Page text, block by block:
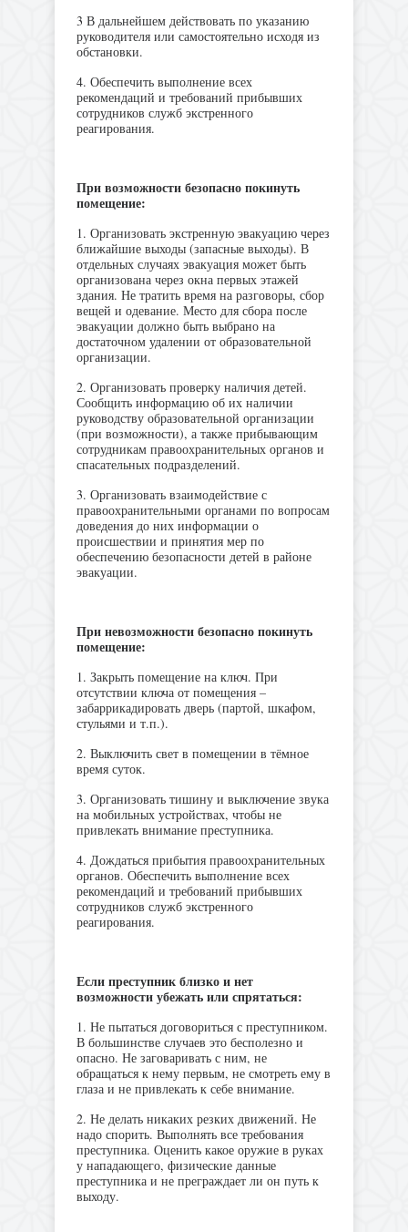
3 В дальнейшем действовать по указанию
руководителя или самостоятельно исходя из
обстановки.
4. Обеспечить выполнение всех
рекомендаций и требований прибывших
сотрудников служб экстренного
реагирования.
При возможности безопасно покинуть
помещение:
1. Организовать экстренную эвакуацию через
ближайшие выходы (запасные выходы). В
отдельных случаях эвакуация может быть
организована через окна первых этажей
здания. Не тратить время на разговоры, сбор
вещей и одевание. Место для сбора после
эвакуации должно быть выбрано на
достаточном удалении от образовательной
организации.
2. Организовать проверку наличия детей.
Сообщить информацию об их наличии
руководству образовательной организации
(при возможности), а также прибывающим
сотрудникам правоохранительных органов и
спасательных подразделений.
3. Организовать взаимодействие с
правоохранительными органами по вопросам
доведения до них информации о
происшествии и принятия мер по
обеспечению безопасности детей в районе
эвакуации.
При невозможности безопасно покинуть
помещение:
1. Закрыть помещение на ключ. При
отсутствии ключа от помещения –
забаррикадировать дверь (партой, шкафом,
стульями и т.п.).
2. Выключить свет в помещении в тёмное
время суток.
3. Организовать тишину и выключение звука
на мобильных устройствах, чтобы не
привлекать внимание преступника.
4. Дождаться прибытия правоохранительных
органов. Обеспечить выполнение всех
рекомендаций и требований прибывших
сотрудников служб экстренного
реагирования.
Если преступник близко и нет
возможности убежать или спрятаться:
1. Не пытаться договориться с преступником.
В большинстве случаев это бесполезно и
опасно. Не заговаривать с ним, не
обращаться к нему первым, не смотреть ему в
глаза и не привлекать к себе внимание.
2. Не делать никаких резких движений. Не
надо спорить. Выполнять все требования
преступника. Оценить какое оружие в руках
у нападающего, физические данные
преступника и не преграждает ли он путь к
выходу.